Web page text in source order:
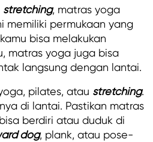
stretching, matras yoga
memiliki permukaan yang
bisa melakukan
matras yoga juga bisa
langsung dengan lantai.
pilates, atau stretching.
di lantai. Pastikan matras
berdiri atau duduk di
dog, plank, atau pose-